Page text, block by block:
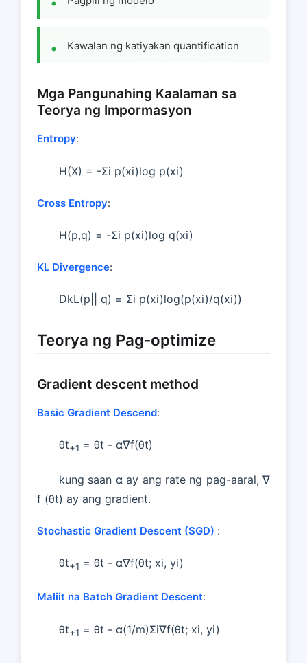
Kawalan ng katiyakan quantification
Mga Pangunahing Kaalaman sa
Teorya ng Impormasyon
Entropy:
H(X) = -Σi p(xi)log p(xi)
Cross Entropy:
H(p,q) = -Σi p(xi)log q(xi)
KL Divergence:
DkL(p|| q) = Σi p(xi)log(p(xi)/q(xi))
Teorya ng Pag-optimize
Gradient descent method
Basic Gradient Descend:
θt+1 = θt - α∇f(θt)
kung saan α ay ang rate ng pag-aaral, ∇
f (θt) ay ang gradient.
Stochastic Gradient Descent (SGD) :
θt+1 = θt - α∇f(θt; xi, yi)
Maliit na Batch Gradient Descent:
θt+1 = θt - α(1/m)Σi∇f(θt; xi, yi)